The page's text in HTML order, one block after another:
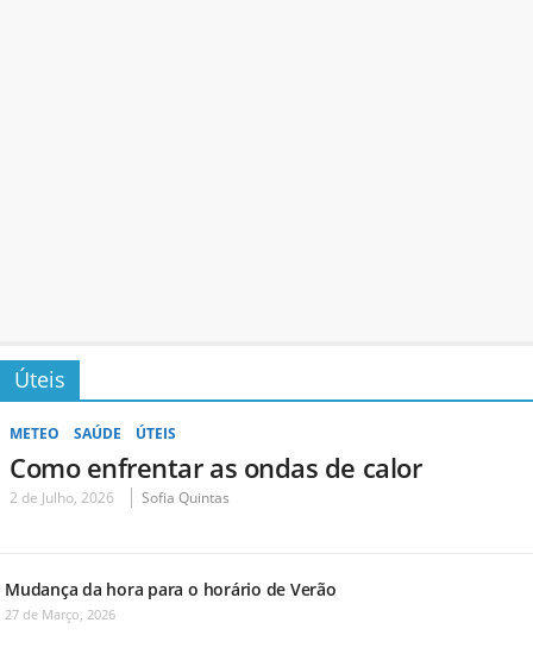
Úteis
METEO SAÚDE ÚTEIS
Como enfrentar as ondas de calor
2 de Julho, 2026 Sofia Quintas
Mudança da hora para o horário de Verão
27 de Março, 2026